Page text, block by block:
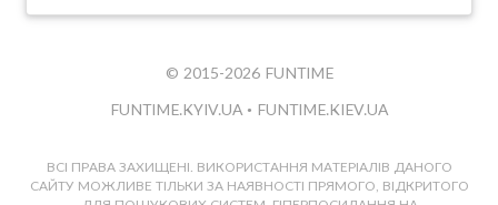
© 2015-2026 FUNTIME
FUNTIME.KYIV.UA • FUNTIME.KIEV.UA
ВСІ ПРАВА ЗАХИЩЕНІ. ВИКОРИСТАННЯ МАТЕРІАЛІВ ДАНОГО
САЙТУ МОЖЛИВЕ ТІЛЬКИ ЗА НАЯВНОСТІ ПРЯМОГО, ВІДКРИТОГО